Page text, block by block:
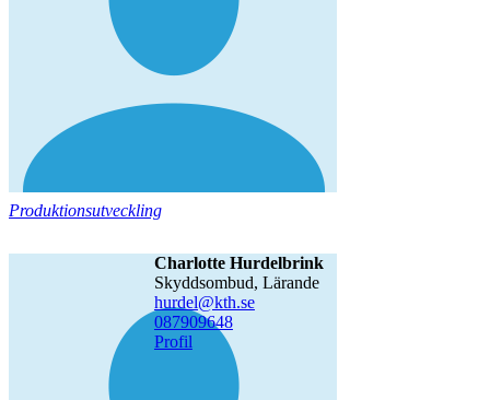
Produktionsutveckling
Charlotte Hurdelbrink
Skyddsombud, Lärande
hurdel@kth.se
087909648
Profil